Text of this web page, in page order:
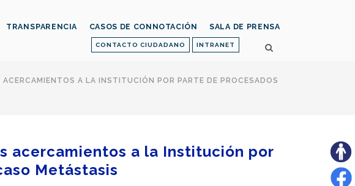
CONTACTO CIUDADANO INTRANET
TRANSPARENCIA CASOS DE CONNOTACIÓN SALA DE PRENSA
A LA INSTITUCIÓN POR PARTE DE PROCESADOS
acercamientos a la Institución por
Metástasis